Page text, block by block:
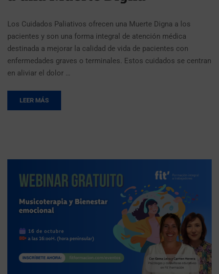
Los Cuidados Paliativos ofrecen una Muerte Digna a los
pacientes y son una forma integral de atención médica
destinada a mejorar la calidad de vida de pacientes con
enfermedades graves o terminales. Estos cuidados se centran
en aliviar el dolor …
LEER MÁS